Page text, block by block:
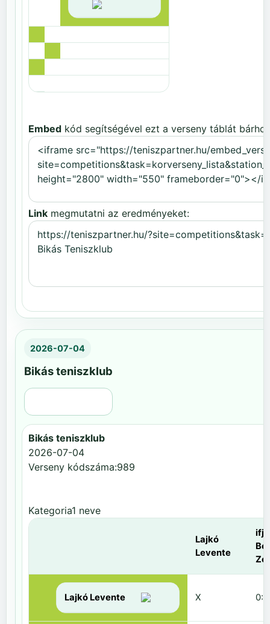
Embed kód segítségével ezt a verseny táblát
Link megmutatni az eredményeket:
2026-07-04
Bikás teniszklub
Bikás teniszklub
2026-07-04
Verseny kódszáma:989
Kategoria1 neve
Lajkó
Levente
ifj.
Lajkó Levente X 0:6